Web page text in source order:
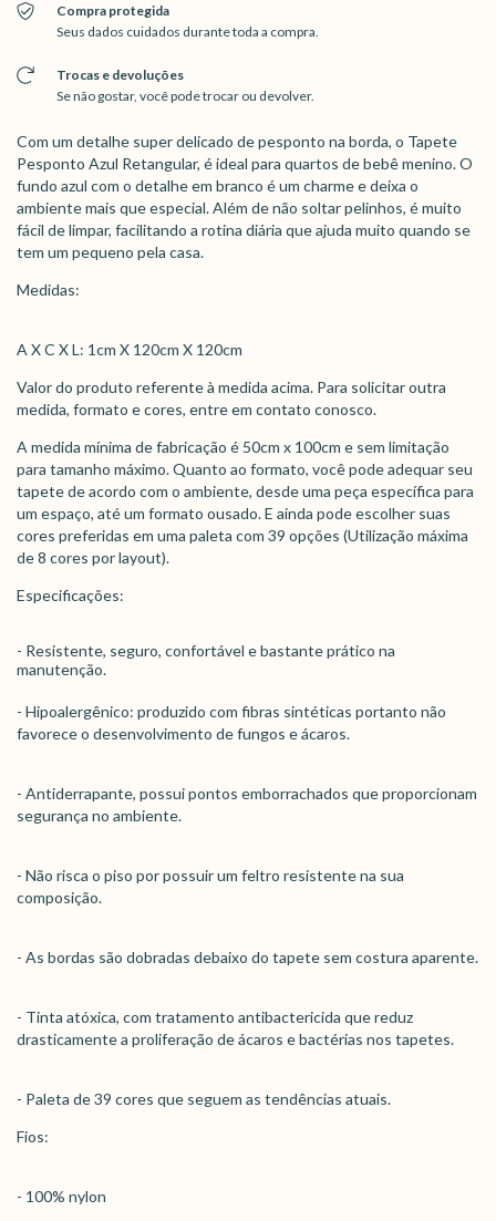
Compra protegida
Seus dados cuidados durante toda a compra.
Trocas e devoluções
Se não gostar, você pode trocar ou devolver.
Com um detalhe super delicado de pesponto na borda, o Tapete
Pesponto Azul Retangular, é ideal para quartos de bebê menino. O
fundo azul com o detalhe em branco é um charme e deixa o
ambiente mais que especial. Além de não soltar pelinhos, é muito
fácil de limpar, facilitando a rotina diária que ajuda muito quando se
tem um pequeno pela casa.
Medidas:
A X C X L: 1cm X 120cm X 120cm
Valor do produto referente à medida acima. Para solicitar outra
medida, formato e cores, entre em contato conosco.
A medida mínima de fabricação é 50cm x 100cm e sem limitação
para tamanho máximo. Quanto ao formato, você pode adequar seu
tapete de acordo com o ambiente, desde uma peça específica para
um espaço, até um formato ousado. E ainda pode escolher suas
cores preferidas em uma paleta com 39 opções (Utilização máxima
de 8 cores por layout).
Especificações:
- Resistente, seguro, confortável e bastante prático na
manutenção.
- Hipoalergênico: produzido com fibras sintéticas portanto não
favorece o desenvolvimento de fungos e ácaros.
- Antiderrapante, possui pontos emborrachados que proporcionam
segurança no ambiente.
- Não risca o piso por possuir um feltro resistente na sua
composição.
- As bordas são dobradas debaixo do tapete sem costura aparente.
- Tinta atóxica, com tratamento antibactericida que reduz
drasticamente a proliferação de ácaros e bactérias nos tapetes.
- Paleta de 39 cores que seguem as tendências atuais.
Fios:
- 100% nylon